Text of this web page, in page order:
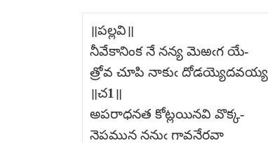
॥పల్లవి॥
నీవేకానింక నే నన్య మెఱఁగ యే-
త్రోవ చూపి నాకుఁ దోడయ్యెదవయ్య
॥చ1॥
అపరాధనత కోట్లయినవి వొక్క-
నెపమున ననుఁ గావనేరవా